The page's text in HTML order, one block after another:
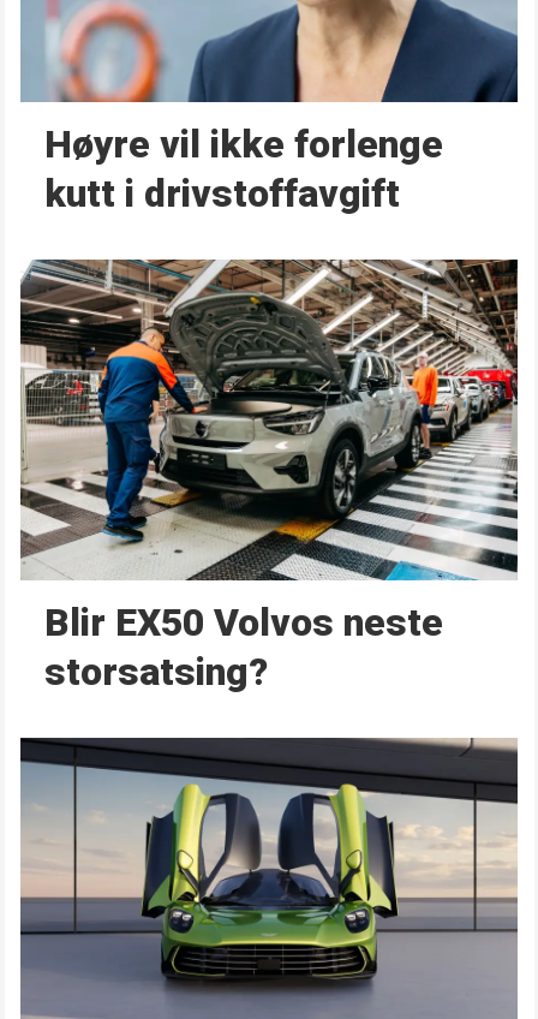
Høyre vil ikke forlenge
kutt i drivstoffavgift
Blir EX50 Volvos neste
storsatsing?